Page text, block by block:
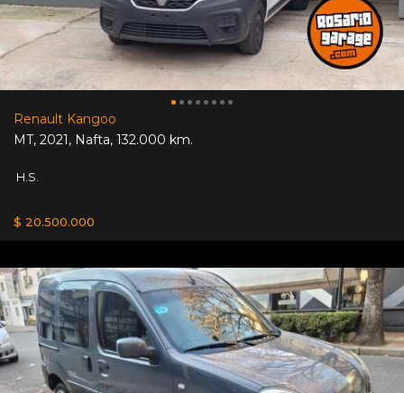
Renault Kangoo
MT, 2021, Nafta, 132.000 km.
H.S.
$ 20.500.000